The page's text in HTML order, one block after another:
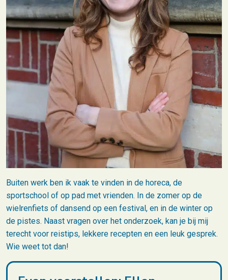
Buiten werk ben ik vaak te vinden in de horeca, de
sportschool of op pad met vrienden. In de zomer op de
wielrenfiets of dansend op een festival, en in de winter op
de pistes. Naast vragen over het onderzoek, kan je bij mij
terecht voor reistips, lekkere recepten en een leuk gesprek.
Wie weet tot dan!